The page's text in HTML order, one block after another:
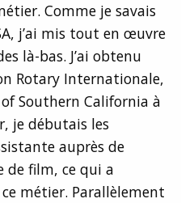
Comme je savais
j’ai mis tout en œuvre
là-bas. J’ai obtenu
Rotary Internationale,
Southern California à
je débutais les
auprès de
de film, ce qui a
métier. Parallèlement